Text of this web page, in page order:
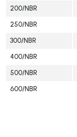
200/NBR
250/NBR
300/NBR
400/NBR
500/NBR
600/NBR